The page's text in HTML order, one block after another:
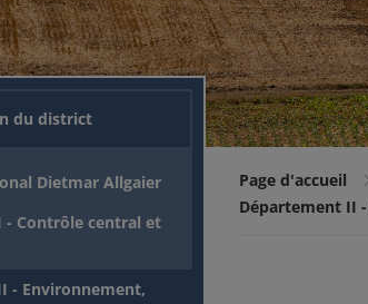
du district
Dietmar Allgaier
- Contrôle central et
- Environnement,
Page d'accueil
Département II